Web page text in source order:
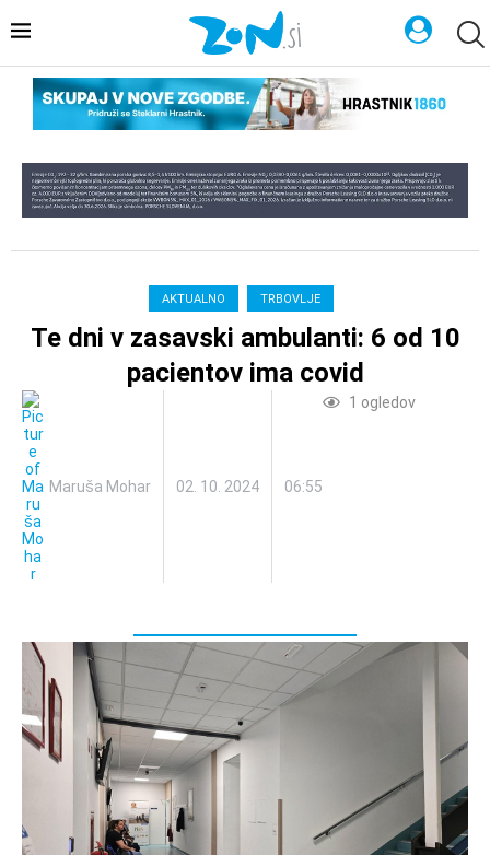
AKTUALNO TRBOVLJE
Te dni v zasavski ambulanti: 6 od 10
pacientov ima covid
Maruša Mohar 02. 10. 2024 06:55
1 ogledov